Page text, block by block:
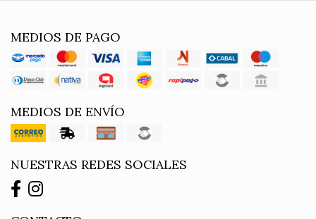
MEDIOS DE PAGO
MEDIOS DE ENVÍO
NUESTRAS REDES SOCIALES